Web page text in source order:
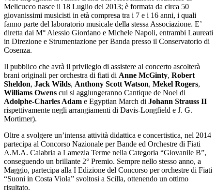
Melicucco nasce il 18 Luglio del 2013; è formata da circa 50
giovanissimi musicisti in età compresa tra i 7 e i 16 anni, i quali
fanno parte del laboratorio musicale della stessa Associazione. E’
diretta dai M° Alessio Giordano e Michele Napoli, entrambi Laureati
in Direzione e Strumentazione per Banda presso il Conservatorio di
Cosenza.
Il pubblico che avrà il privilegio di assistere al concerto ascolterà
brani originali per orchestra di fiati di Anne McGinty, Robert
Sheldon, Jack Wilds, Anthony Scott Watson, Mekel Rogers,
Williams Owens cui si aggiungeranno Cantique de Noel di
Adolphe-Charles Adam e Egyptian March di Johann Strauss II
rispettivamente negli arrangiamenti di Davis-Longfield e J. G.
Mortimer).
Oltre a svolgere un’intensa attività didattica e concertistica, nel 2014
partecipa al Concorso Nazionale per Bande ed Orchestre di Fiati
A.M.A. Calabria a Lamezia Terme nella Categoria “Giovanile B”,
conseguendo un brillante 2° Premio. Sempre nello stesso anno, a
Maggio, partecipa alla I Edizione del Concorso per orchestre di Fiati
“Suoni in Costa Viola” svoltosi a Scilla, ottenendo un ottimo
risultato.